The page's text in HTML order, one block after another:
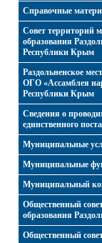
Справочные
Совет территорий
образования
Республики Крым
Раздольненское
ОГО «Ассамблея
Республики Крым
Cведения о
единственного
Муниципальные
Муниципальные
Муниципальный
Общественный
образования
Общественный